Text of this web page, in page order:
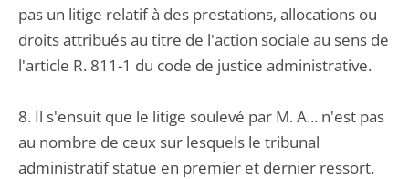
pas un litige relatif à des prestations, allocations ou
droits attribués au titre de l'action sociale au sens de
l'article R. 811-1 du code de justice administrative.
8. Il s'ensuit que le litige soulevé par M. A... n'est pas
au nombre de ceux sur lesquels le tribunal
administratif statue en premier et dernier ressort.